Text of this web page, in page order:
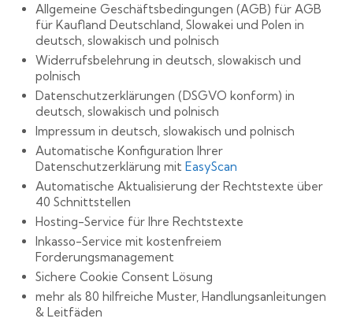
Allgemeine Geschäftsbedingungen (AGB) für AGB
für Kaufland Deutschland, Slowakei und Polen in
deutsch, slowakisch und polnisch
Widerrufsbelehrung in deutsch, slowakisch und
polnisch
Datenschutzerklärungen (DSGVO konform) in
deutsch, slowakisch und polnisch
Impressum in deutsch, slowakisch und polnisch
Automatische Konfiguration Ihrer
Datenschutzerklärung mit EasyScan
Automatische Aktualisierung der Rechtstexte über
40 Schnittstellen
Hosting-Service für Ihre Rechtstexte
Inkasso-Service mit kostenfreiem
Forderungsmanagement
Sichere Cookie Consent Lösung
mehr als 80 hilfreiche Muster, Handlungsanleitungen
& Leitfäden